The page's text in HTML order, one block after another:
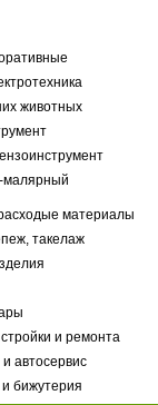
животных
малярный
материалы
такелаж
и ремонта
автосервис
бижутерия